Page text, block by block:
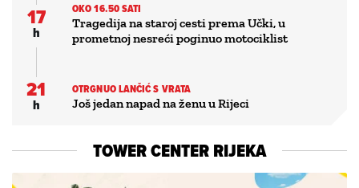
17
h
OKO 16.50 SATI
Tragedija na staroj cesti prema Učki, u
prometnoj nesreći poginuo motociklist
21
h
OTRGNUO LANČIĆ S VRATA
Još jedan napad na ženu u Rijeci
TOWER CENTER RIJEKA